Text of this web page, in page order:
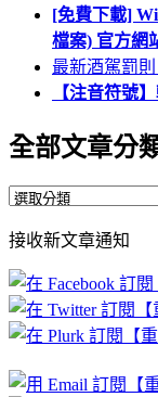
[免費下載]
檔案) 官方網
最新酒駕罰
【注音符號
全部文章分
全
文
章
分
類
接收新文章通知